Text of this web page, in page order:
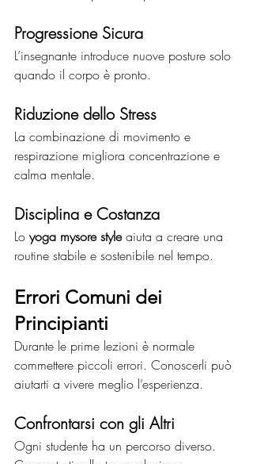
Progressione Sicura
L’insegnante introduce nuove posture solo
quando il corpo è pronto.
Riduzione dello Stress
La combinazione di movimento e
respirazione migliora concentrazione e
calma mentale.
Disciplina e Costanza
Lo yoga mysore style aiuta a creare una
routine stabile e sostenibile nel tempo.
Errori Comuni dei
Principianti
Durante le prime lezioni è normale
commettere piccoli errori. Conoscerli può
aiutarti a vivere meglio l’esperienza.
Confrontarsi con gli Altri
Ogni studente ha un percorso diverso.